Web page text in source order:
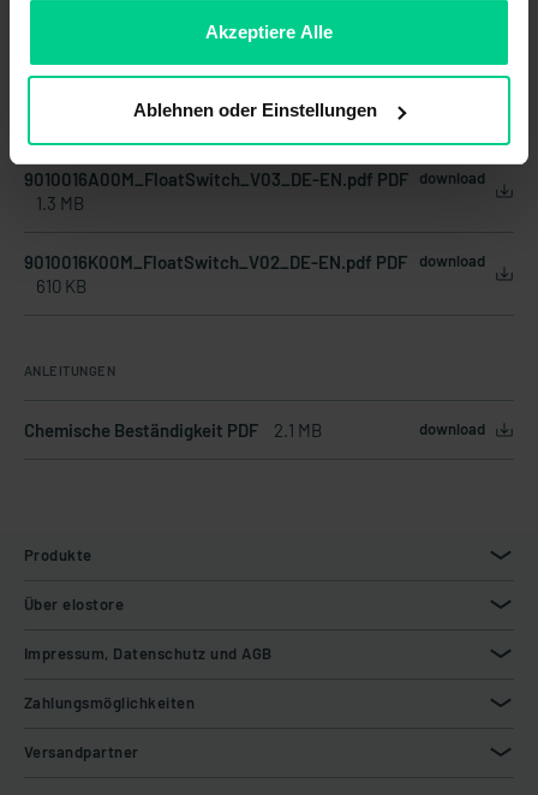
Akzeptiere Alle
Ablehnen oder Einstellungen
Dokumente und Downloads
GEBRAUCHSANLEITUNGEN
9010016A00M_FloatSwitch_V03_DE-EN.pdf PDF
1.3 MB
download
9010016K00M_FloatSwitch_V02_DE-EN.pdf PDF
610 KB
download
ANLEITUNGEN
Chemische Beständigkeit PDF 2.1 MB download
Produkte
Über elostore
Impressum, Datenschutz und AGB
Zahlungsmöglichkeiten
Versandpartner